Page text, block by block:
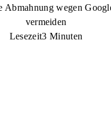
Abmahnung wegen
vermeiden
Lesezeit3 Minuten